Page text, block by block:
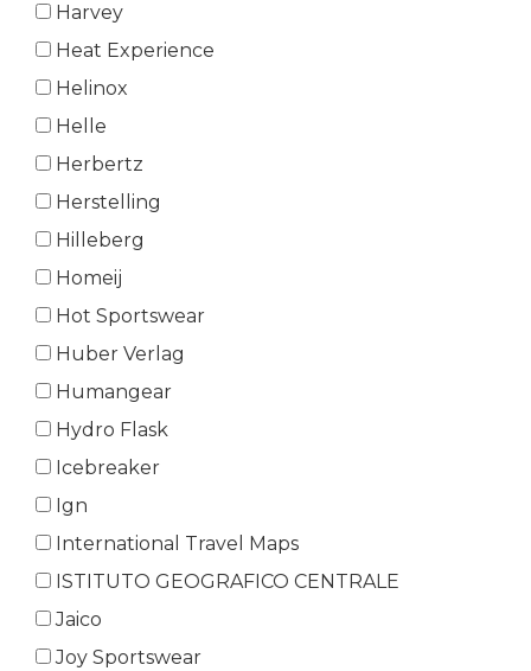
Harvey
Heat Experience
Helinox
Helle
Herbertz
Herstelling
Hilleberg
Homeij
Hot Sportswear
Huber Verlag
Humangear
Hydro Flask
Icebreaker
Ign
International Travel Maps
ISTITUTO GEOGRAFICO CENTRALE
Jaico
Joy Sportswear